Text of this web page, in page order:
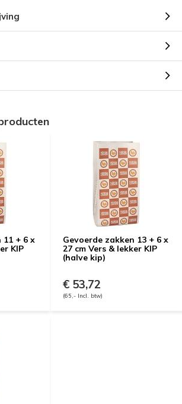
11 + 6 x
KIP
Gevoerde zakken 13 + 6 x
27 cm Vers & lekker KIP
(halve kip)
€ 53,72
(65,- Incl. btw)